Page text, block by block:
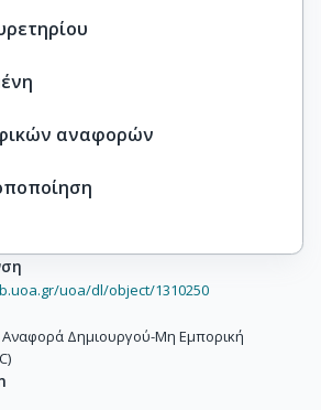
αναφορών
uoa/dl/object/1310250
Δημιουργού-Μη Εμπορική